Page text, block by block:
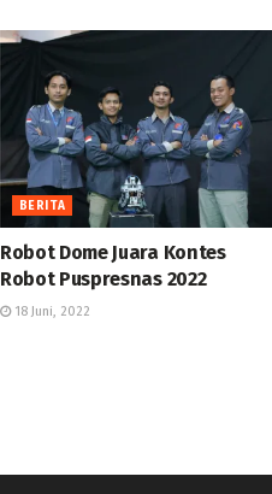
BERITA
Robot Dome Juara Kontes
Robot Puspresnas 2022
18 Juni, 2022